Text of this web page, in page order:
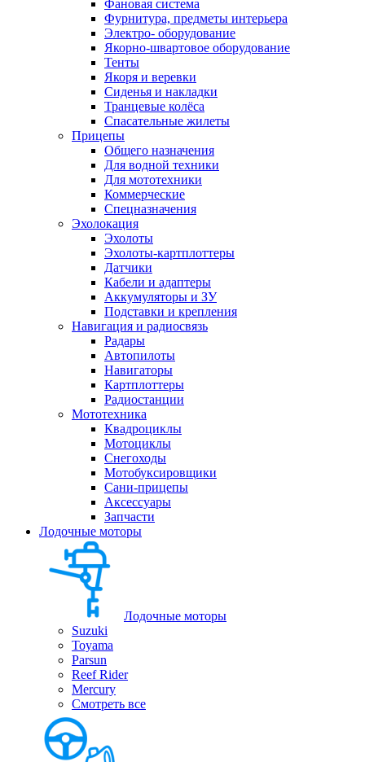
Фановая система
Фурнитура, предметы интерьера
Электро- оборудование
Якорно-швартовое оборудование
Тенты
Якоря и веревки
Сиденья и накладки
Транцевые колёса
Спасательные жилеты
Прицепы
Общего назначения
Для водной техники
Для мототехники
Коммерческие
Спецназначения
Эхолокация
Эхолоты
Эхолоты-картплоттеры
Датчики
Кабели и адаптеры
Аккумуляторы и ЗУ
Подставки и крепления
Навигация и радиосвязь
Радары
Автопилоты
Навигаторы
Картплоттеры
Радиостанции
Мототехника
Квадроциклы
Мотоциклы
Снегоходы
Мотобуксировщики
Сани-прицепы
Аксессуары
Запчасти
Лодочные моторы
Лодочные моторы
Suzuki
Toyama
Parsun
Reef Rider
Mercury
Смотреть все